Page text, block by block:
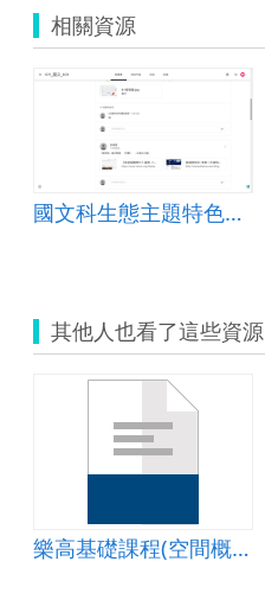
相關資源
國文科生態主題特色課程-城南走讀趣之〈豬血糕〉
其他人也看了這些資源
樂高基礎課程(空間概念的建立)